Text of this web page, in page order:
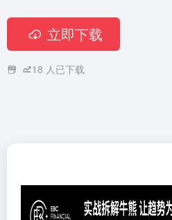
立即下载
18 人已下载